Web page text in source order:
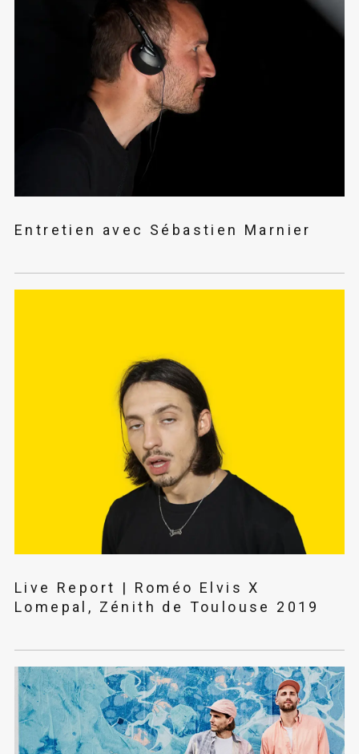
Entretien avec Sébastien Marnier
Live Report | Roméo Elvis X
Lomepal, Zénith de Toulouse 2019